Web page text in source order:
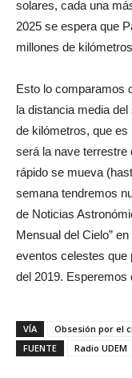
solares, cada una
2025 se espera que
millones de
Esto lo comparamos
la distancia media
de kilómetros, que
será la nave terrestre
rápido se mueva
semana tendremos
de Noticias
Mensual del Cielo”
eventos celestes que
del 2019. Esperemos
VÍA
Obsesión por el
FUENTE
Radio UDEM